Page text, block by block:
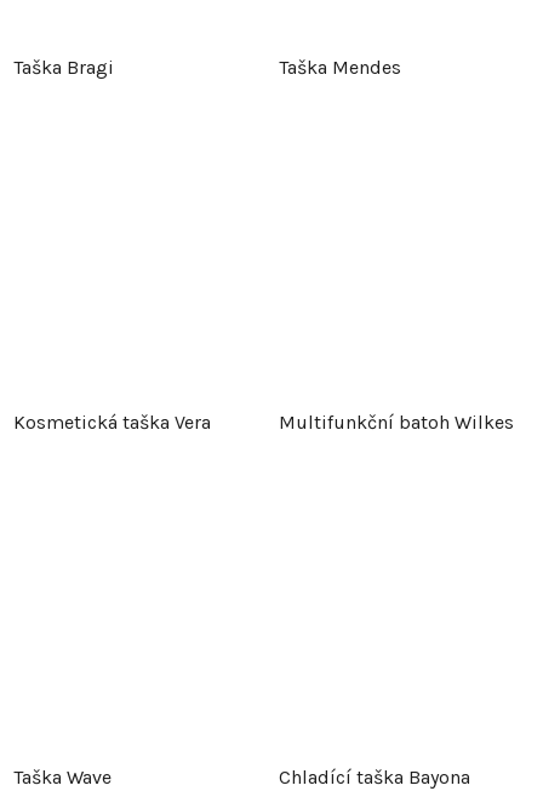
Taška Bragi Taška Mendes
Kosmetická taška Vera Multifunkční batoh Wilkes
Taška Wave Chladící taška Bayona